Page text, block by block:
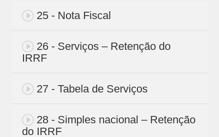
25 - Nota Fiscal
26 - Serviços – Retenção do
IRRF
27 - Tabela de Serviços
28 - Simples nacional – Retenção
do IRRF